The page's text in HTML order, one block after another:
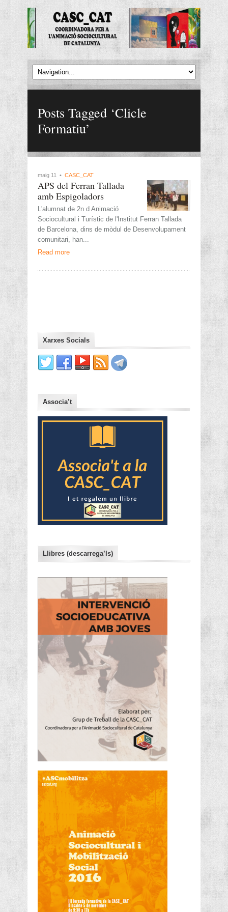
Posts Tagged ‘Clicle
Formatiu’
maig 11 • CASC_CAT
APS del Ferran Tallada
amb Espigoladors
L'alumnat de 2n d Animació
Sociocultural i Turístic de l'Institut Ferran Tallada
de Barcelona, dins de mòdul de Desenvolupament
comunitari, han...
Read more
Xarxes Socials
Associa’t
Llibres (descarrega’ls)